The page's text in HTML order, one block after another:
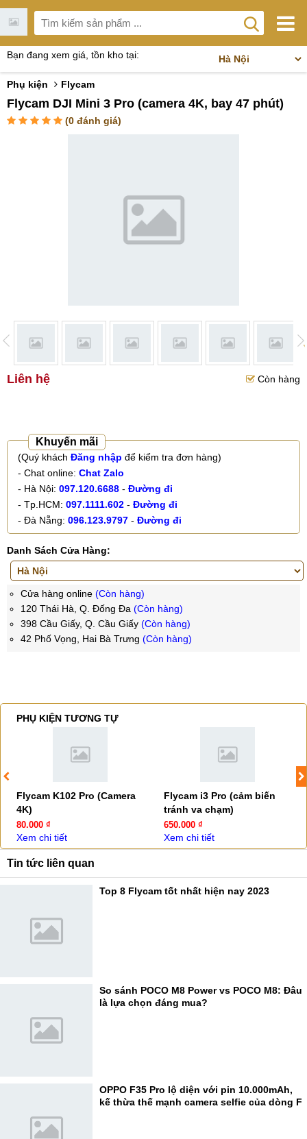
Bạn đang xem giá, tồn kho tại:
Phụ kiện Flycam
Flycam DJI Mini 3 Pro (camera 4K, bay 47 phút)
(0 đánh giá)
Liên hệ Còn hàng
Khuyến mãi
(Quý khách Đăng nhập để kiểm tra đơn hàng)
- Chat online: Chat Zalo
- Hà Nội: 097.120.6688 - Đường đi
- Tp.HCM: 097.1111.602 - Đường đi
- Đà Nẵng: 096.123.9797 - Đường đi
Danh Sách Cửa Hàng:
Cửa hàng online (Còn hàng)
120 Thái Hà, Q. Đống Đa (Còn hàng)
398 Cầu Giấy, Q. Cầu Giấy (Còn hàng)
42 Phố Vọng, Hai Bà Trưng (Còn hàng)
PHỤ KIỆN TƯƠNG TỰ
Flycam K102 Pro (Camera
4K)
80.000 ₫
Xem chi tiết
Flycam i3 Pro (cảm biến
tránh va chạm)
650.000 ₫
Xem chi tiết
Tin tức liên quan
Top 8 Flycam tốt nhất hiện nay 2023
So sánh POCO M8 Power vs POCO M8: Đâu
là lựa chọn đáng mua?
OPPO F35 Pro lộ diện với pin 10.000mAh,
kế thừa thế mạnh camera selfie của dòng F